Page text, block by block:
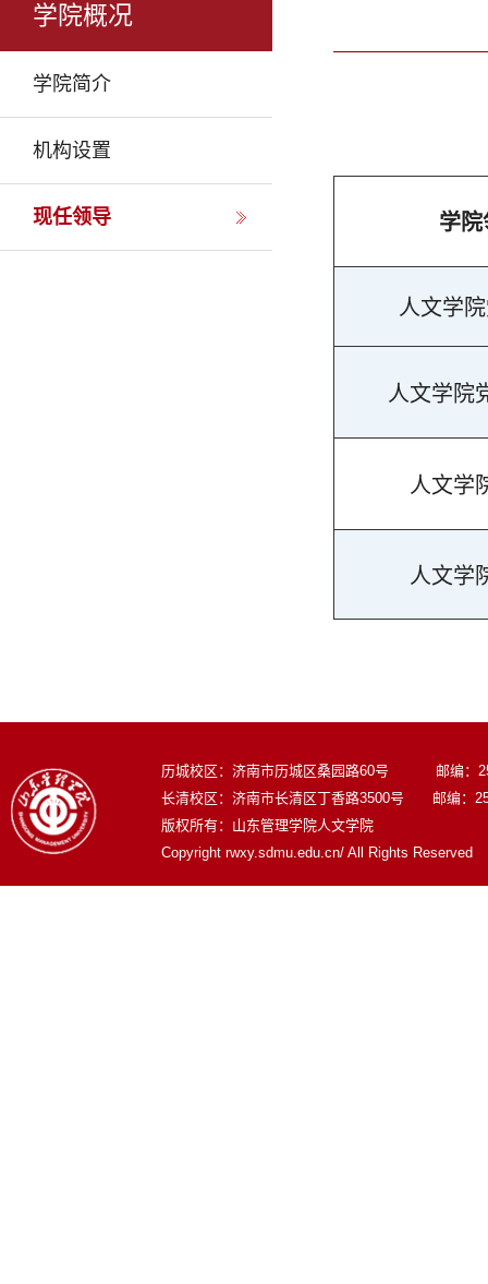
学院概况
学院简介
机构设置
现任领导 学院
人文学
人文学院
人文学
人文学
历城校区：济南市历城区桑园路60号 邮编：
长清校区：济南市长清区丁香路3500号 邮编：
版权所有：山东管理学院人文学院
Copyright rwxy.sdmu.edu.cn/ All Rights Reserved